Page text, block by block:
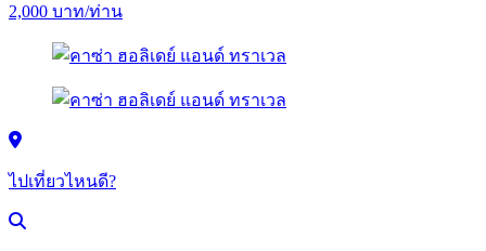
2,000 บาท/ท่าน
ไปเที่ยวไหนดี?